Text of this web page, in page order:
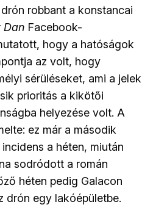
robbant a konstancai
Dan Facebook-
hogy a hatóságok
az volt, hogy
sérüléseket, ami a jelek
prioritás a kikötői
helyezése volt. A
ez már a második
a héten, miután
sodródott a román
héten pedig Galacon
drón egy lakóépületbe.